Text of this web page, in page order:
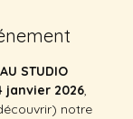
STUDIO
janvier 2026,
notre